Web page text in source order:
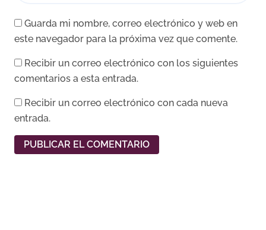
Guarda mi nombre, correo electrónico y web en
este navegador para la próxima vez que comente.
Recibir un correo electrónico con los siguientes
comentarios a esta entrada.
Recibir un correo electrónico con cada nueva
entrada.